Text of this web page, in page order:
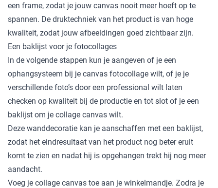
een frame, zodat je jouw canvas nooit meer hoeft op te
spannen. De druktechniek van het product is van hoge
kwaliteit, zodat jouw afbeeldingen goed zichtbaar zijn.
Een baklijst voor je fotocollages
In de volgende stappen kun je aangeven of je een
ophangsysteem bij je canvas fotocollage wilt, of je je
verschillende foto’s door een professional wilt laten
checken op kwaliteit bij de productie en tot slot of je een
baklijst om je collage canvas wilt.
Deze wanddecoratie kan je aanschaffen met een baklijst,
zodat het eindresultaat van het product nog beter eruit
komt te zien en nadat hij is opgehangen trekt hij nog meer
aandacht.
Voeg je collage canvas toe aan je winkelmandje. Zodra je